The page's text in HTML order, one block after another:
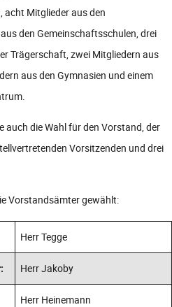
acht Mitglieder aus den
den Gemeinschaftsschulen, drei
Trägerschaft, zwei Mitgliedern aus
aus den Gymnasien und einem
auch die Wahl für den Vorstand, der
Vorsitzenden und drei
Vorstandsämter gewählt:
Herr Tegge
Herr Jakoby
Herr Heinemann